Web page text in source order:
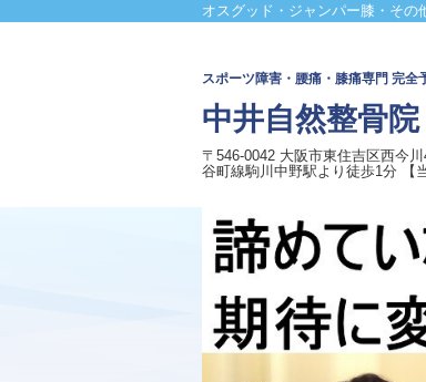
オスグッド・ジャンパー膝・その
スポーツ障害・ 腰痛・膝痛専門 完全
中井自然整骨院
〒546-0042 大阪市東住吉区西今川
谷町線駒川中野駅より徒歩1分 【